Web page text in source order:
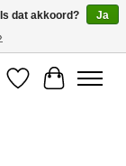
Verlanglijst
dat akkoord?
Ja